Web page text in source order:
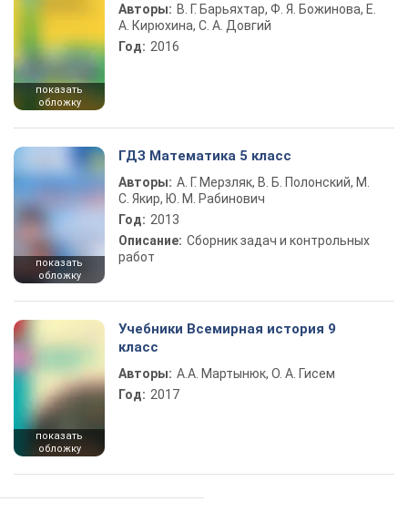
показать
обложку
Авторы: В. Г. Барьяхтар, Ф. Я. Божинова, Е.
А. Кирюхина, С. А. Довгий
Год: 2016
показать
обложку
ГДЗ Математика 5 класс
Авторы: А. Г. Мерзляк, В. Б. Полонский, М.
С. Якир, Ю. М. Рабинович
Год: 2013
Описание: Сборник задач и контрольных
работ
показать
обложку
Учебники Всемирная история 9
класс
Авторы: А.А. Мартынюк, О. А. Гисем
Год: 2017